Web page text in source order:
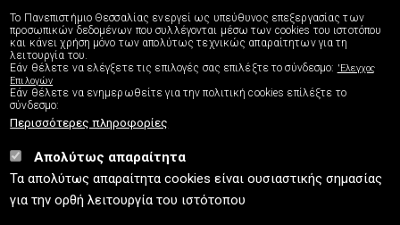
ΤΗΛΕΥΠΟΣΤΗΡΙΞΗ
ΔΙΕΥΘΥΝΣΗ ΜΗΧΑΝΟΡΓΑΝΩΣΗΣ
UTH.GR © 2026
(Επικοινωνία) Πολιτική Cookies
⚪
Πολιτική Απορρήτου⚪Δήλωση Προσβασιμότητας
Το Πανεπιστήμιο Θεσσαλίας ενεργεί ως υπεύθυνος επεξεργασίας των
προσωπικών δεδομένων που συλλέγονται μέσω των cookies του ιστοτόπου
και κάνει χρήση μόνο των απολύτως τεχνικώς απαραίτητων για τη
λειτουργία του.
Εάν θέλετε να ελέγξετε τις επιλογές σας επιλέξτε το σύνδεσμο: 'Ελεγχος
Επιλογών
Εάν θέλετε να ενημερωθείτε για την πολιτική cookies επίλέξτε το
σύνδεσμο:
Περισσότερες πληροφορίες
Απολύτως απαραίτητα
Τα απολύτως απαραίτητα cookies είναι ουσιαστικής σημασίας
για την ορθή λειτουργία του ιστότοπου